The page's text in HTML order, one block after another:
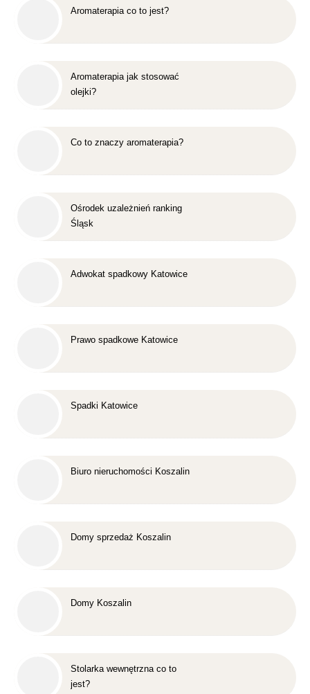
Aromaterapia co to jest?
Aromaterapia jak stosować
olejki?
Co to znaczy aromaterapia?
Ośrodek uzależnień ranking
Śląsk
Adwokat spadkowy Katowice
Prawo spadkowe Katowice
Spadki Katowice
Biuro nieruchomości Koszalin
Domy sprzedaż Koszalin
Domy Koszalin
Stolarka wewnętrzna co to
jest?